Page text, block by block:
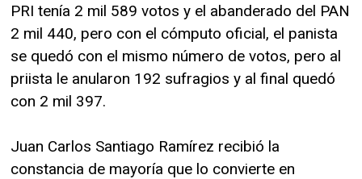
PRI tenía 2 mil 589 votos y el abanderado del PAN
2 mil 440, pero con el cómputo oficial, el panista
se quedó con el mismo número de votos, pero al
priista le anularon 192 sufragios y al final quedó
con 2 mil 397.
Juan Carlos Santiago Ramírez recibió la
constancia de mayoría que lo convierte en